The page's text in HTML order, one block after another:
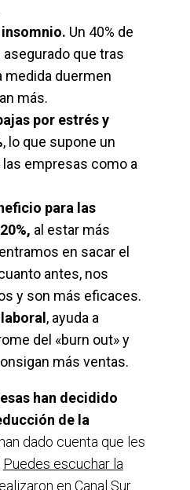
Un 40% de
que tras
medida duermen
más.
por estrés y
, lo que supone un
las empresas como a
para las
al estar más
en sacar el
antes, nos
y son más eficaces.
, ayuda a
del «burn out» y
más ventas.
han decidido
de la
dado cuenta que les
Puedes escuchar la
en Canal Sur